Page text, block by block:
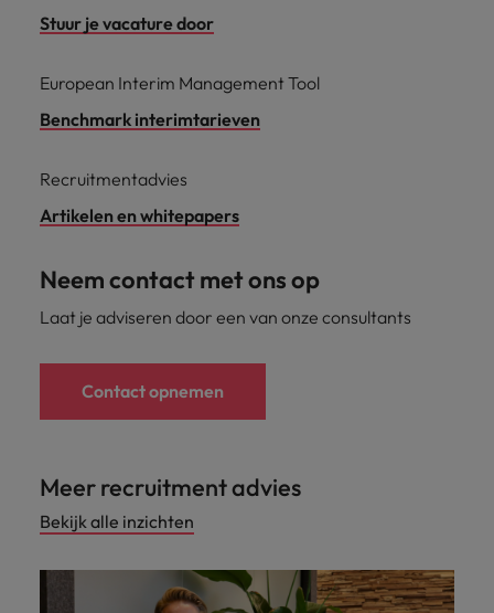
Stuur je vacature door
European Interim Management Tool
Benchmark interimtarieven
Recruitmentadvies
Artikelen en whitepapers
Neem contact met ons op
Laat je adviseren door een van onze consultants
Contact opnemen
Meer recruitment advies
Bekijk alle inzichten